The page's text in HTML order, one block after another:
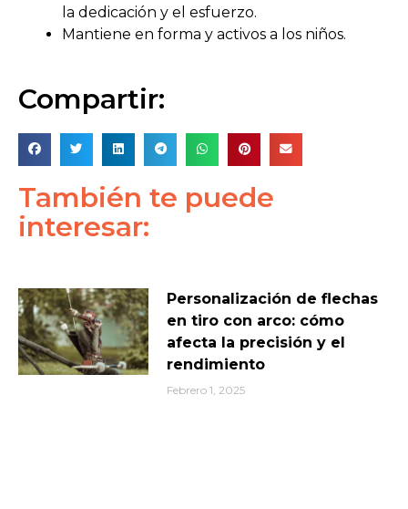
la dedicación y el esfuerzo.
Mantiene en forma y activos a los niños.
Compartir:
También te puede
interesar:
Personalización de flechas
en tiro con arco: cómo
afecta la precisión y el
rendimiento
Febrero 1, 2025